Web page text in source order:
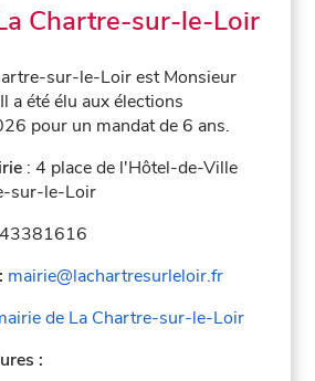
Chartre-sur-le-Loir
sur-le-Loir est Monsieur
a été élu aux élections
pour un mandat de 6 ans.
: 4 place de l'Hôtel-de-Ville
sur-le-Loir
mairie@lachartresurleloir.fr
de La Chartre-sur-le-Loir
: